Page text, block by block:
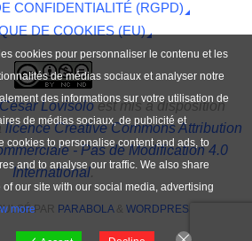
CONFIDENTIALITÉ (RGPD)
DE COOKIES (EU)
Lovisoloest mis à disposition
licence Creative Commons Attribution
- Pas de Modification 4.0
International.
PAR PARABOLA& WORDPRESS.
cookies pour personnaliser le contenu et les
de médias sociaux et analyser notre
des informations sur votre utilisation de
de médias sociaux, de publicité et
cookies to personalise content and ads, to
and to analyse our traffic. We also share
our site with our social media, advertising
more